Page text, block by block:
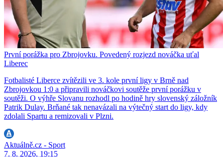
První porážka pro Zbrojovku. Povedený rozjezd nováčka uťal
Liberec
Fotbalisté Liberce zvítězili ve 3. kole první ligy v Brně nad
Zbrojovkou 1:0 a připravili nováčkovi soutěže první porážku v
soutěži. O výhře Slovanu rozhodl po hodině hry slovenský záložník
Patrik Dulay. Brňané tak nenavázali na výtečný start do ligy, kdy
zdolali Spartu a remizovali v Plzni.
Aktuálně.cz - Sport
7. 8. 2026, 19:15